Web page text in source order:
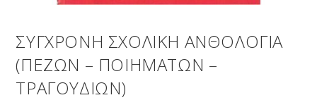
ΣΥΓΧΡΟΝΗ ΣΧΟΛΙΚΗ ΑΝΘΟΛΟΓΙΑ
(ΠΕΖΩΝ – ΠΟΙΗΜΑΤΩΝ –
ΤΡΑΓΟΥΔΙΩΝ)